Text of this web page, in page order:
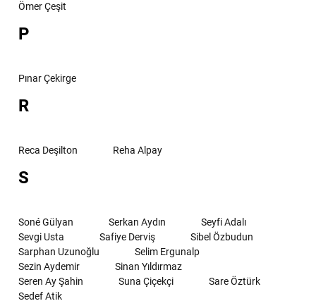
Ömer Çeşit
P
Pınar Çekirge
R
Reca Deşilton Reha Alpay
S
Soné Gülyan Serkan Aydın
Seyfi Adalı
Sevgi Usta
Safiye Derviş
Sibel Özbudun
Sarphan Uzunoğlu
Selim Ergunalp
Sezin Aydemir
Sinan Yıldırmaz
Seren Ay Şahin
Suna Çiçekçi
Sare Öztürk
Sedef Atik